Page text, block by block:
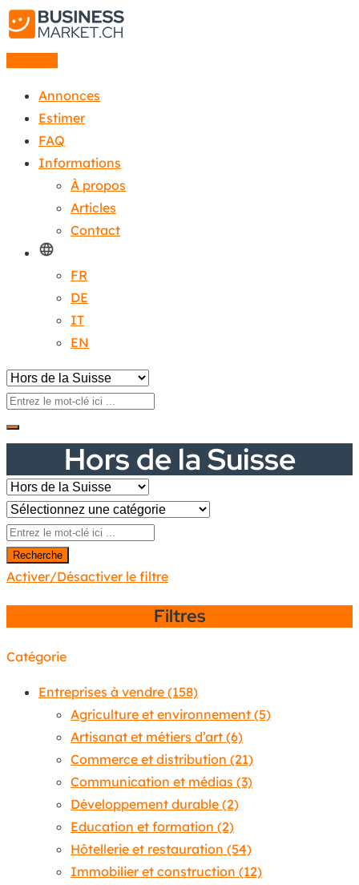
Annonces
Estimer
FAQ
Informations
À propos
Articles
Contact
FR
DE
IT
EN
Hors de la Suisse
Recherche
Activer/Désactiver le filtre
Filtres
Catégorie
Entreprises à vendre (158)
Agriculture et environnement (5)
Artisanat et métiers d’art (6)
Commerce et distribution (21)
Communication et médias (3)
Développement durable (2)
Education et formation (2)
Hôtellerie et restauration (54)
Immobilier et construction (12)